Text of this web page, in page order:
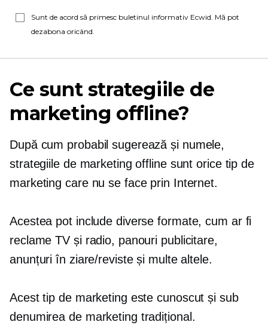
Sunt de acord să primesc buletinul informativ Ecwid. Mă pot
dezabona oricând.
Ce sunt strategiile de
marketing offline?
După cum probabil sugerează și numele,
strategiile de marketing offline sunt orice tip de
marketing care nu se face prin Internet.
Acestea pot include diverse formate, cum ar fi
reclame TV și radio, panouri publicitare,
anunțuri în ziare/reviste și multe altele.
Acest tip de marketing este cunoscut și sub
denumirea de marketing tradițional.